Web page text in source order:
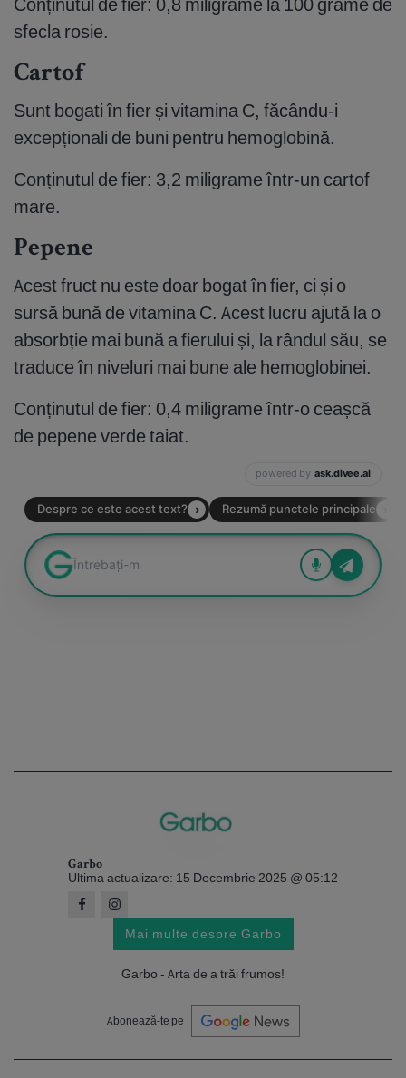
sfecla rosie.
Cartof
Sunt bogati în fier și vitamina C, făcându-i
excepționali de buni pentru hemoglobină.
Conținutul de fier: 3,2 miligrame într-un cartof
mare.
Pepene
Acest fruct nu este doar bogat în fier, ci și o
sursă bună de vitamina C. Acest lucru ajută la o
absorbție mai bună a fierului și, la rândul său, se
traduce în niveluri mai bune ale hemoglobinei.
Conținutul de fier: 0,4 miligrame într-o ceașcă
de pepene verde taiat.
Garbo
Ultima actualizare: 15 Decembrie 2025 @ 05:12
Mai multe despre Garbo
Garbo - Arta de a trăi frumos!
Abonează-te pe